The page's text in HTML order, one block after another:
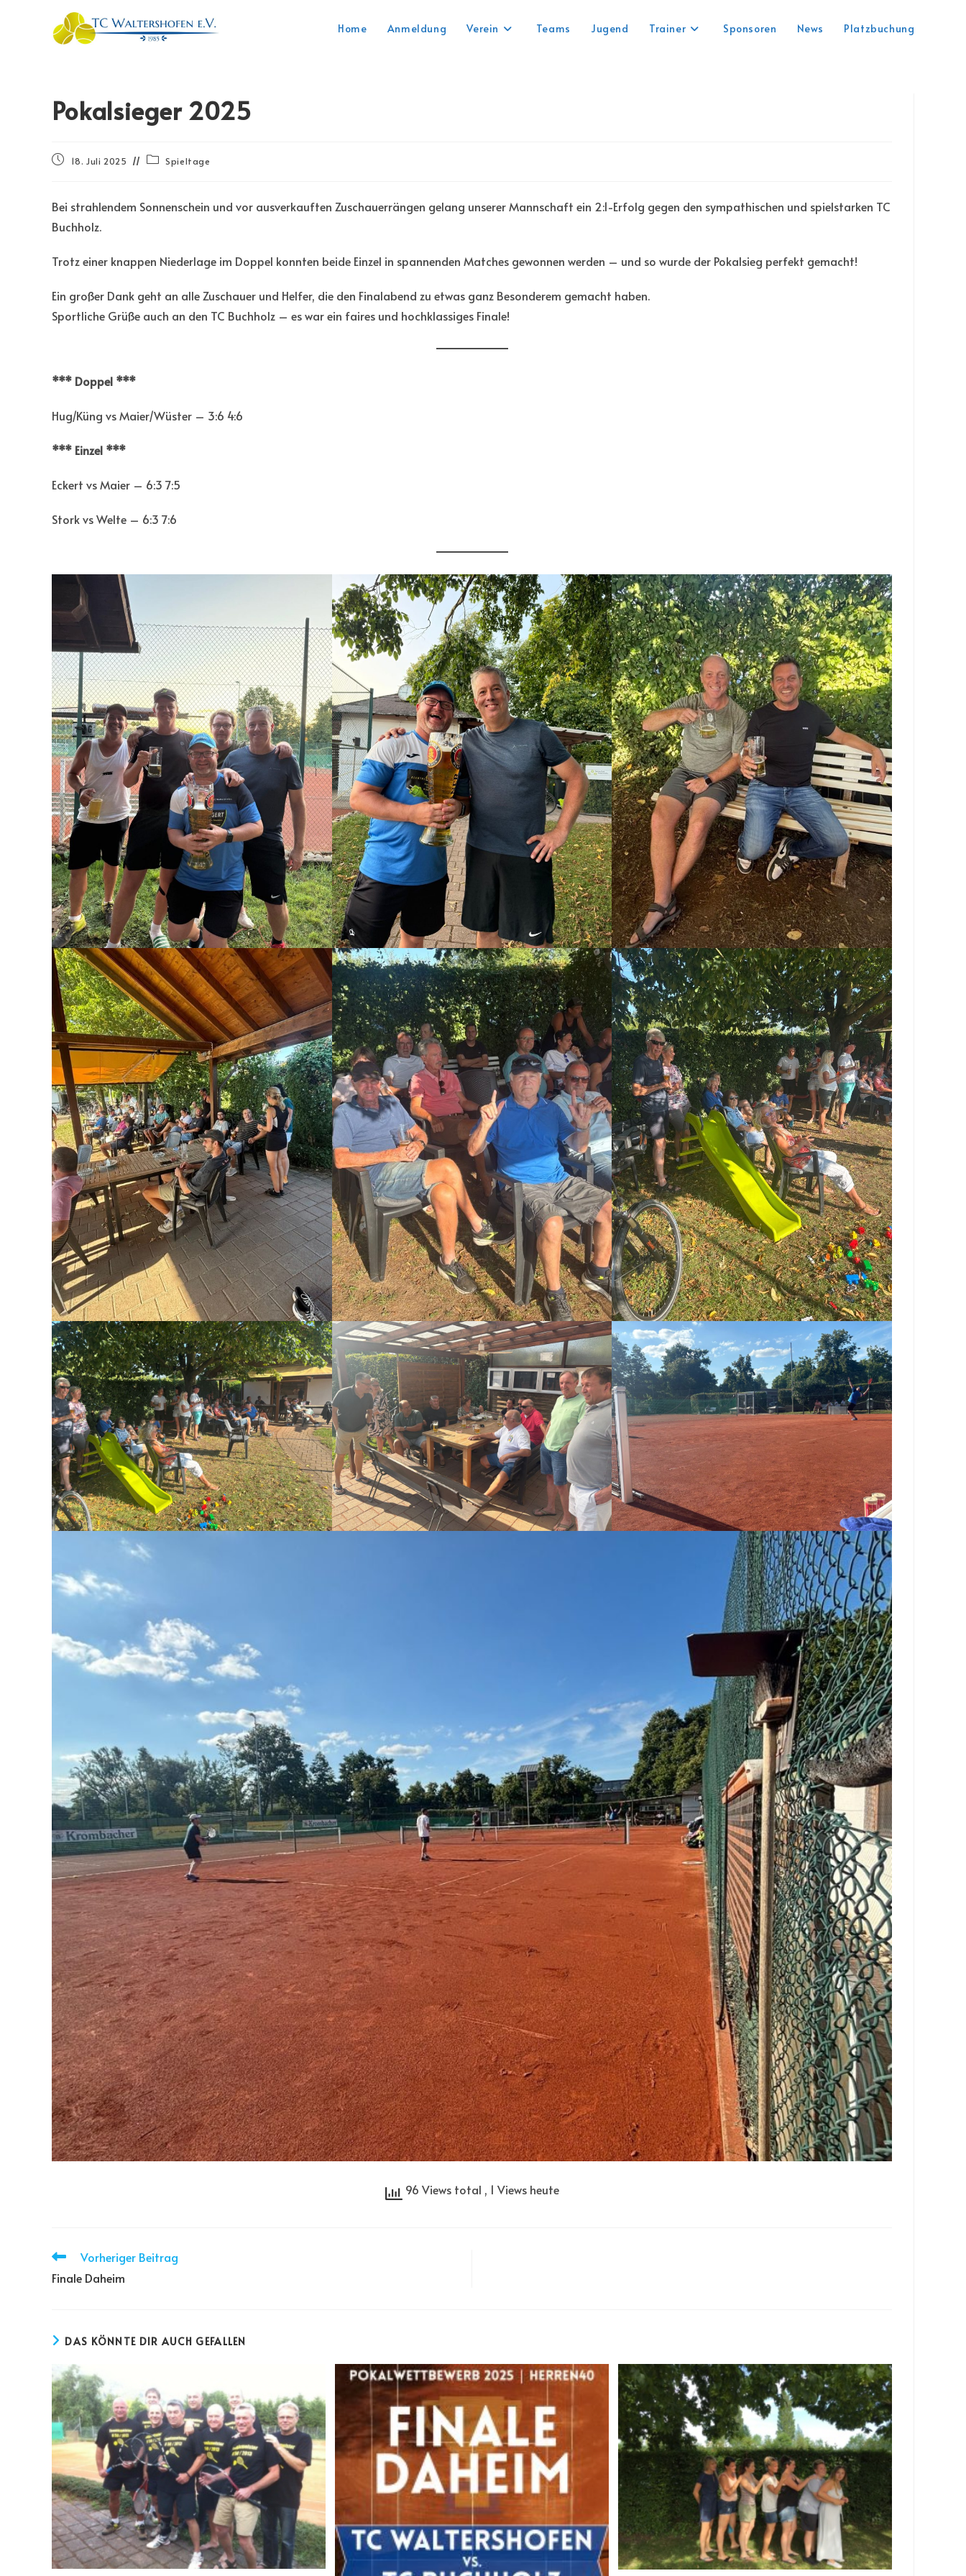
Home Anmeldung Verein Teams Jugend Trainer Sponsoren News Platzbuchung
Pokalsieger 2025
18. Juli 2025 Spieltage
Bei strahlendem Sonnenschein und vor ausverkauften Zuschauerrängen gelang unserer Mannschaft ein 2:1-Erfolg gegen den sympathischen und spielstarken TC
Buchholz.
Trotz einer knappen Niederlage im Doppel konnten beide Einzel in spannenden Matches gewonnen werden – und so wurde der Pokalsieg perfekt gemacht!
Ein großer Dank geht an alle Zuschauer und Helfer, die den Finalabend zu etwas ganz Besonderem gemacht haben.
Sportliche Grüße auch an den TC Buchholz – es war ein faires und hochklassiges Finale!
*** Doppel ***
Hug/Küng vs Maier/Wüster – 3:6 4:6
*** Einzel ***
Eckert vs Maier – 6:3 7:5
Stork vs Welte – 6:3 7:6
96 Views total , 1 Views heute
Vorheriger Beitrag
Finale Daheim
DAS KÖNNTE DIR AUCH GEFALLEN